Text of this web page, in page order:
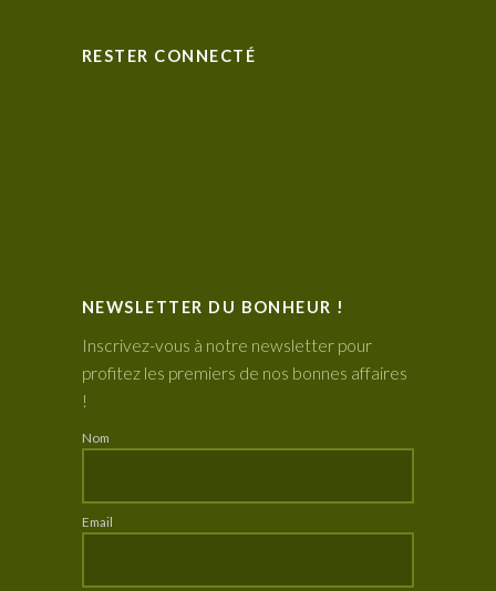
RESTER CONNECTÉ
NEWSLETTER DU BONHEUR !
Inscrivez-vous à notre newsletter pour
profitez les premiers de nos bonnes affaires
!
Nom
Email